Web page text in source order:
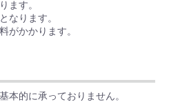
ます。
なります。
がかかります。
本的に承っておりません。